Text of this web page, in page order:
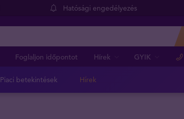
Hatósági engedélyezés
Foglaljon időpontot Hírek GYIK
Piaci betekintések Hírek